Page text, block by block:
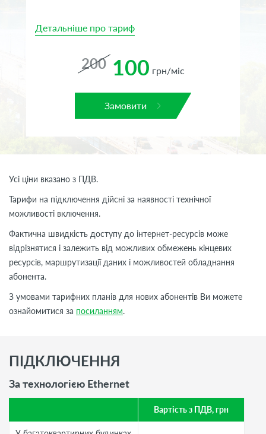
Детальніше про тариф
200 100 грн/міс
Замовити
Усі ціни вказано з ПДВ.
Тарифи на підключення дійсні за наявності технічної
можливості включення.
Фактична швидкість доступу до інтернет-ресурсів може
відрізнятися і залежить від можливих обмежень кінцевих
ресурсів, маршрутизації даних і можливостей обладнання
абонента.
З умовами тарифних планів для нових абонентів Ви можете
ознайомитися за посиланням.
ПІДКЛЮЧЕННЯ
За технологією Ethernet
Вартість з ПДВ, грн